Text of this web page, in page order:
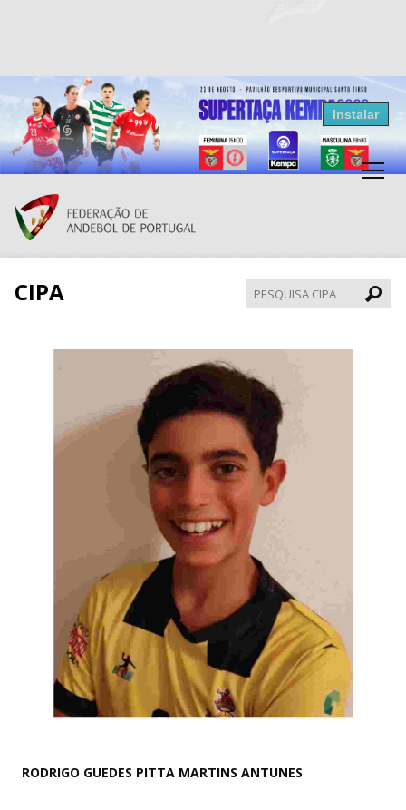
Resultados Andebol
Federação de Andebol de Portugal
Grátis - Disponivel na Play Store
Instalar
CIPA
CIPA
RODRIGO GUEDES PITTA MARTINS ANTUNES